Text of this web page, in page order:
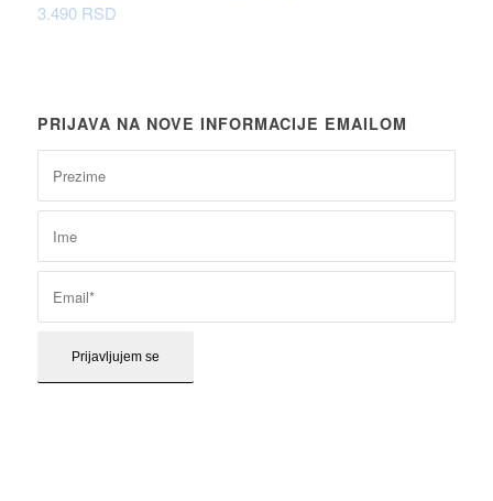
3.490 RSD
PRIJAVA NA NOVE INFORMACIJE EMAILOM